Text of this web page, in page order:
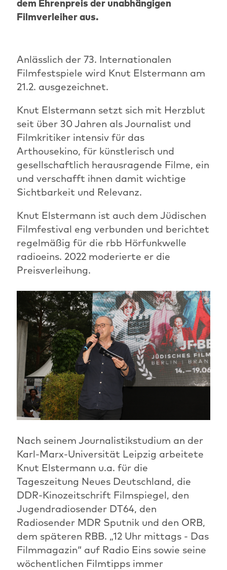
dem Ehrenpreis der unabhängigen
Filmverleiher aus.
Anlässlich der 73. Internationalen
Filmfestspiele wird Knut Elstermann am
21.2. ausgezeichnet.
Knut Elstermann setzt sich mit Herzblut
seit über 30 Jahren als Journalist und
Filmkritiker intensiv für das
Arthousekino, für künstlerisch und
gesellschaftlich herausragende Filme, ein
und verschafft ihnen damit wichtige
Sichtbarkeit und Relevanz.
Knut Elstermann ist auch dem Jüdischen
Filmfestival eng verbunden und berichtet
regelmäßig für die rbb Hörfunkwelle
radioeins. 2022 moderierte er die
Preisverleihung.
Nach seinem Journalistikstudium an der
Karl-Marx-Universität Leipzig arbeitete
Knut Elstermann u.a. für die
Tageszeitung Neues Deutschland, die
DDR-Kinozeitschrift Filmspiegel, den
Jugendradiosender DT64, den
Radiosender MDR Sputnik und den ORB,
dem späteren RBB. „12 Uhr mittags - Das
Filmmagazin“ auf Radio Eins sowie seine
wöchentlichen Filmtipps immer